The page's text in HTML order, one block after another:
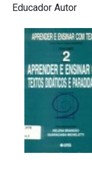
Educador Autor